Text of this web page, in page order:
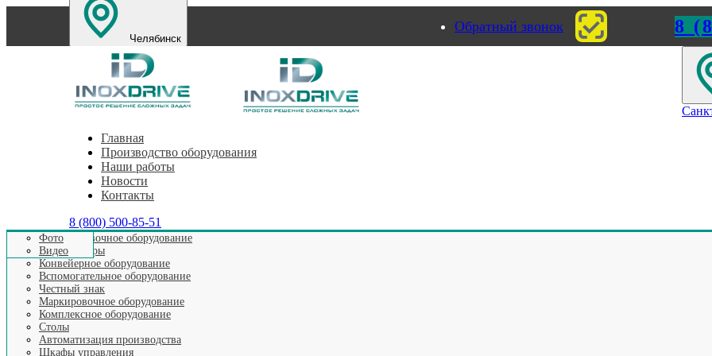
Челябинск
Санкт-Петербург Нижний Новгород
Обратный звонок 8
Главная
Производство оборудования
Этикетировочное оборудование
Аппликаторы
Конвейерное оборудование
Вспомогательное оборудование
Честный знак
Маркировочное оборудование
Комплексное оборудование
Столы
Автоматизация производства
Шкафы управления
Наши работы
Фото
Видео
Новости
Контакты
8 (800) 500-85-51
Главная > Видео выпускаемого оборудования